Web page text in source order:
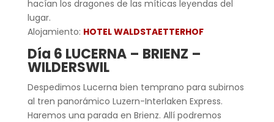
hacían los dragones de las míticas leyendas del
lugar.
Alojamiento: HOTEL WALDSTAETTERHOF
Día 6 LUCERNA – BRIENZ –
WILDERSWIL
Despedimos Lucerna bien temprano para subirnos
al tren panorámico Luzern-Interlaken Express.
Haremos una parada en Brienz. Allí podremos